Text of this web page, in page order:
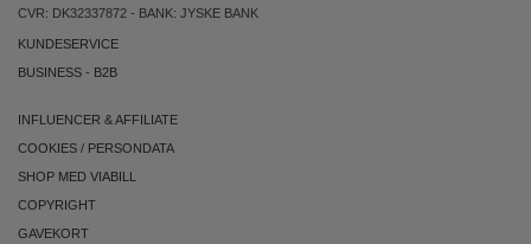
CVR: DK32337872 - BANK: JYSKE BANK
KUNDESERVICE
BUSINESS - B2B
INFLUENCER & AFFILIATE
COOKIES / PERSONDATA
SHOP MED VIABILL
COPYRIGHT
GAVEKORT